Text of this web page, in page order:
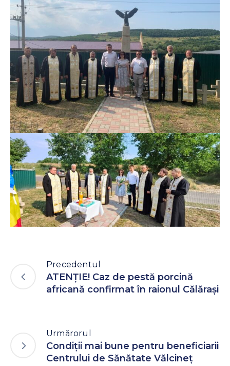
Precedentul
ATENȚIE! Caz de pestă porcină
africană confirmat în raionul Călărași
Urmărorul
Condiții mai bune pentru beneficiarii
Centrului de Sănătate Vălcineț